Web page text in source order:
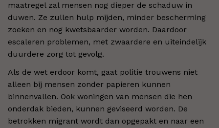
maatregel zal mensen nog dieper de schaduw in
duwen. Ze zullen hulp mijden, minder bescherming
zoeken en nog kwetsbaarder worden. Daardoor
escaleren problemen, met zwaardere en uiteindelijk
duurdere zorg tot gevolg.
Als de wet erdoor komt, gaat politie trouwens niet
alleen bij mensen zonder papieren kunnen
binnenvallen. Ook woningen van mensen die hen
onderdak bieden, kunnen geviseerd worden. De
betrokken migrant wordt dan opgepakt en naar een